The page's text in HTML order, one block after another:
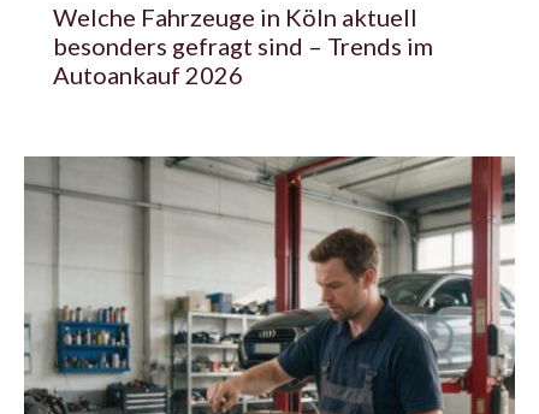
Welche Fahrzeuge in Köln aktuell
besonders gefragt sind – Trends im
Autoankauf 2026